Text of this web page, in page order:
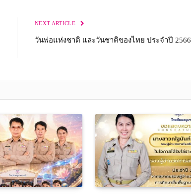
NEXT ARTICLE
วันพ่อแห่งชาติ และวันชาติของไทย ประจำปี 2566